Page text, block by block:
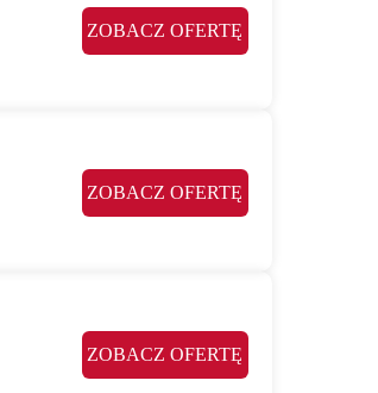
ZOBACZ OFERTĘ
ZOBACZ OFERTĘ
ZOBACZ OFERTĘ